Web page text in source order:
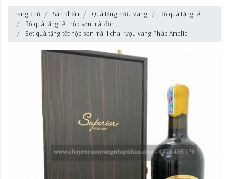
Trang chủ Sản phẩm Quà tặng rượu vang
Bộ quà tặng tết
Bộ quà tặng tết hộp sơn mài đơn
Set quà tặng tết hộp sơn mài 1 chai rượu vang Pháp Amelie